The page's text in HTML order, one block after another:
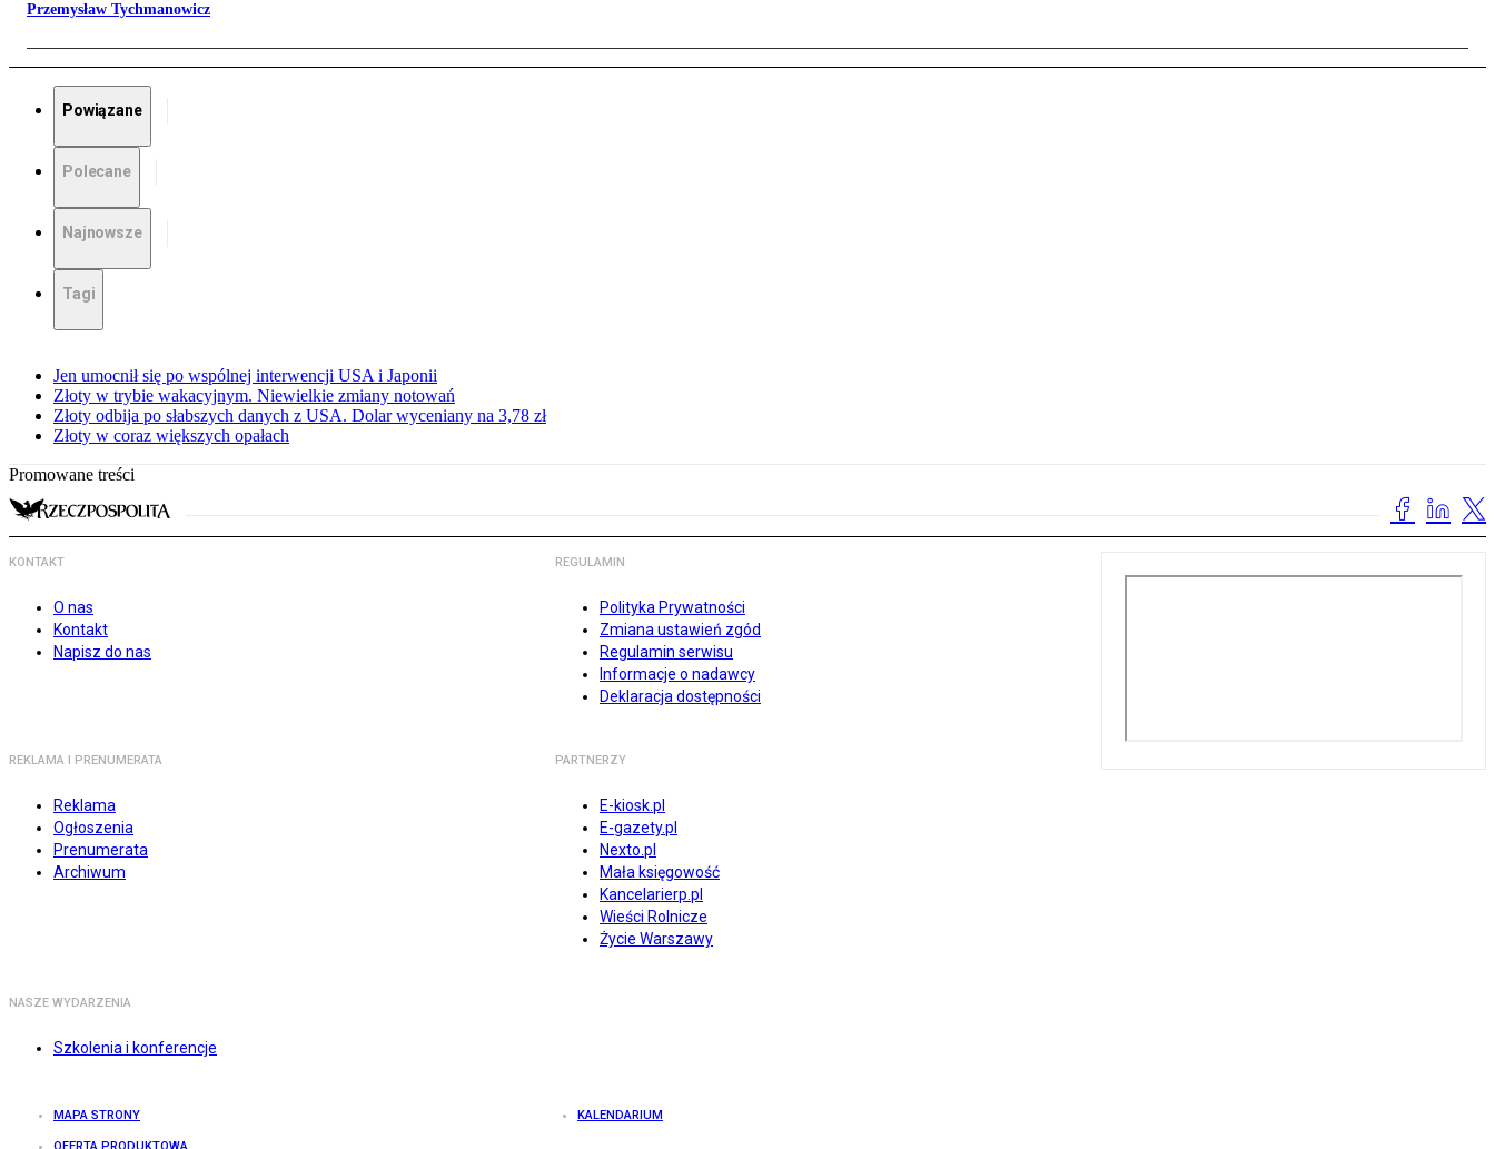
Przemysław Tychmanowicz
Powiązane
Polecane
Najnowsze
Tagi
Jen umocnił się po wspólnej interwencji USA i Japonii
Złoty w trybie wakacyjnym. Niewielkie zmiany notowań
Złoty odbija po słabszych danych z USA. Dolar wyceniany na 3,78 zł
Złoty w coraz większych opałach
Promowane treści
KONTAKT
O nas
Kontakt
Napisz do nas
REGULAMIN
Polityka Prywatności
Zmiana ustawień zgód
Regulamin serwisu
Informacje o nadawcy
Deklaracja dostępności
REKLAMA I PRENUMERATA
Reklama
Ogłoszenia
Prenumerata
Archiwum
PARTNERZY
E-kiosk.pl
E-gazety.pl
Nexto.pl
Mała księgowość
Kancelarierp.pl
Wieści Rolnicze
Życie Warszawy
NASZE WYDARZENIA
Szkolenia i konferencje
MAPA STRONY KALENDARIUM